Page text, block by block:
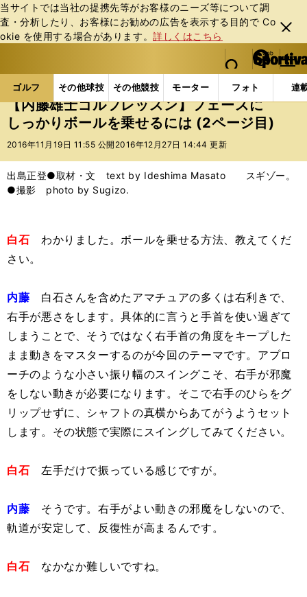
当サイトでは当社の提携先等がお客様のニーズ等について調
査・分析したり、お客様にお勧めの広告を表⽰する⽬的で Co
okie を使⽤する場合があります。詳しくはこちら
閉じ
る
web Sportiva (webスポルティーバ)
検索
マイペ
ー
ジ
メニュ
ゴルフ その他球技 その他競技 モーター フォト 連
ス
ポ
ル
バ
ゴルフの記事一覧 ゴルフ その他 【内藤雄士ゴ
【内藤雄士ゴルフレッスン】フェースに
しっかりボールを乗せるには (2ページ目)
2016年11月19日 11:55 公開 2016年12月27日 14:44 更新
出島正登●取材・文 text by Ideshima Masato スギゾー。
●撮影 photo by Sugizo.
白石 わかりました。ボールを乗せる方法、教えてくだ
さい。
内藤 白石さんを含めたアマチュアの多くは右利きで、
右手が悪さをします。具体的に言うと手首を使い過ぎて
しまうことで、そうではなく右手首の角度をキープした
まま動きをマスターするのが今回のテーマです。アプロ
ーチのような小さい振り幅のスイングこそ、右手が邪魔
をしない動きが必要になります。そこで右手のひらをグ
リップせずに、シャフトの真横からあてがうようセット
します。その状態で実際にスイングしてみてください。
白石 左手だけで振っている感じですが。
内藤 そうです。右手がよい動きの邪魔をしないので、
軌道が安定して、反復性が高まるんです。
白石 なかなか難しいですね。